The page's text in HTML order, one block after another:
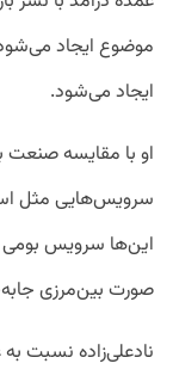
موضوع ایجاد
ایجاد می‌شود.
او با مقایسه
سرویس‌هایی مثل
این‌ها سرویس بومی
صورت بین‌مرزی
نادعلی‌زاده نسبت